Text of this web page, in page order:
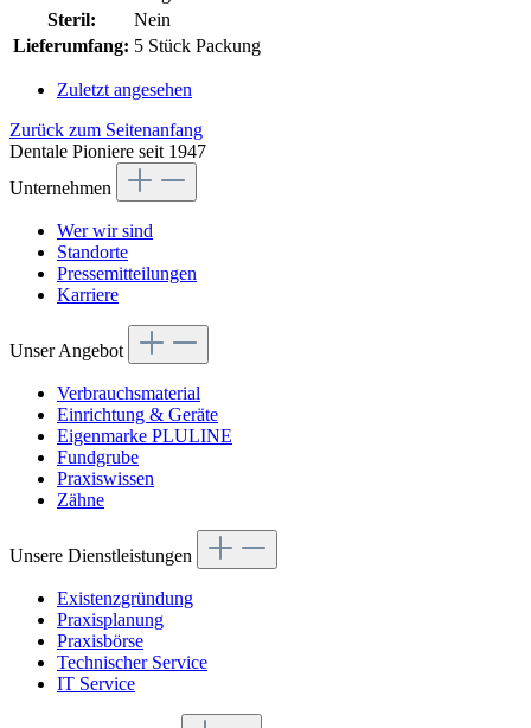
Steril:
Nein
Lieferumfang: 5 Stück Packung
Zuletzt angesehen
Zurück zum Seitenanfang
Dentale Pioniere seit 1947
Unternehmen
Wer wir sind
Standorte
Pressemitteilungen
Karriere
Unser Angebot
Verbrauchsmaterial
Einrichtung & Geräte
Eigenmarke PLULINE
Fundgrube
Praxiswissen
Zähne
Unsere Dienstleistungen
Existenzgründung
Praxisplanung
Praxisbörse
Technischer Service
IT Service